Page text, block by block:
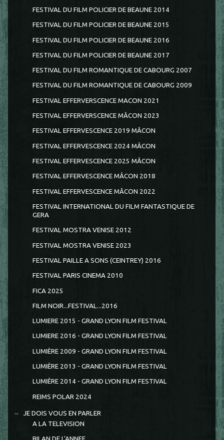
FESTIVAL DU FILM POLICIER DE BEAUNE 2014
FESTIVAL DU FILM POLICIER DE BEAUNE 2015
FESTIVAL DU FILM POLICIER DE BEAUNE 2016
FESTIVAL DU FILM POLICIER DE BEAUNE 2017
FESTIVAL DU FILM ROMANTIQUE DE CABOURG 2007
FESTIVAL DU FILM ROMANTIQUE DE CABOURG 2009
FESTIVAL EFFERVERSCENCE MACON 2021
FESTIVAL EFFERVERSCENCE MÂCON 2023
FESTIVAL EFFERVESCENCE 2019 MÂCON
FESTIVAL EFFERVESCENCE 2024 MÂCON
FESTIVAL EFFERVESCENCE 2025 MÂCON
FESTIVAL EFFERVESCENCE MÂCON 2018
FESTIVAL EFFERVESCENCE MÂCON 2022
FESTIVAL INTERNATIONAL DU FILM FANTASTIQUE DE
GERA
FESTIVAL MOSTRA VENISE 2012
FESTIVAL MOSTRA VENISE 2023
FESTIVAL PAILLE A SONS (CEINTREY) 2016
FESTIVAL PARIS CINEMA 2010
FICA 2025
FILM NOIR...FESTIVAL...2016
LUMIERE 2015 - GRAND LYON FILM FESTIVAL
LUMIERE 2016 - GRAND LYON FILM FESTIVAL
LUMIÈRE 2009 - GRAND LYON FILM FESTIVAL
LUMIÈRE 2013 - GRAND LYON FILM FESTIVAL
LUMIÈRE 2014 - GRAND LYON FILM FESTIVAL
REIMS POLAR 2024
JE DOIS VOUS EN PARLER
A LA TELEVISION